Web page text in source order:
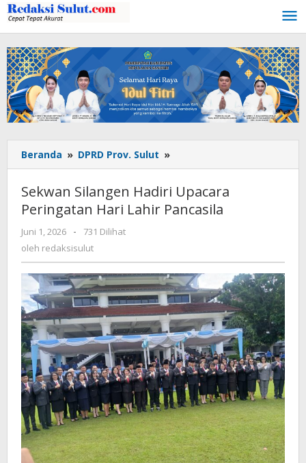
Lewati
ke
konten
Beranda » DPRD Prov. Sulut »
Silangen
Upacara
Peringatan
Sekwan Silangen Hadiri Upacara
Peringatan Hari Lahir Pancasila
Juni 1, 2026
oleh
redaksisulut
-
731 Dilihat
oleh redaksisulut